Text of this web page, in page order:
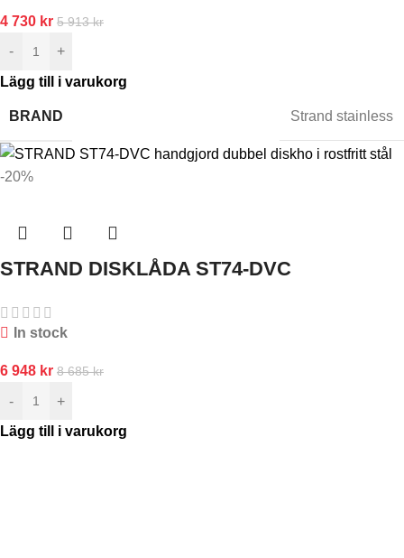
4 730 kr 5 913kr
-
+
Lägg till i varukorg
BRAND Strand stainless
-20%
STRAND DISKLÅDA ST74-DVC
In stock
6 948 kr 8 685kr
-
+
Lägg till i varukorg